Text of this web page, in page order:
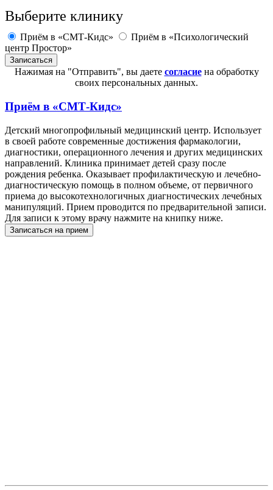
Выберите клинику
Приём в «СМТ-Кидс»
Приём в «Психологический
центр Простор»
Нажимая на "Отправить", вы даете согласиена обработку
своих персональных данных.
Приём в «СМТ-Кидс»
Детский многопрофильный медицинский центр. Использует
в своей работе современные достижения фармакологии,
диагностики, операционного лечения и других медицинских
направлений. Клиника принимает детей сразу после
рождения ребенка. Оказывает профилактическую и лечебно-
диагностическую помощь в полном объеме, от первичного
приема до высокотехнологичных диагностических лечебных
манипуляций. Прием проводится по предварительной записи.
Для записи к этому врачу нажмите на книпку ниже.
Записаться на прием